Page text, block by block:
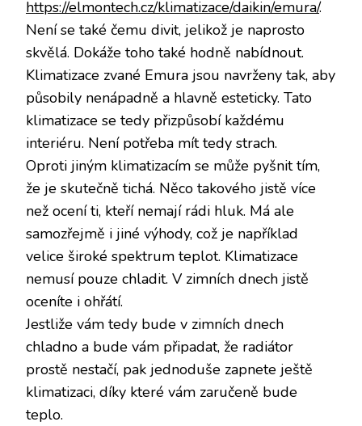
https://elmontech.cz/klimatizace/daikin/emura/.
Není se také čemu divit, jelikož je naprosto
skvělá. Dokáže toho také hodně nabídnout.
Klimatizace zvané Emura jsou navrženy tak, aby
působily nenápadně a hlavně esteticky. Tato
klimatizace se tedy přizpůsobí každému
interiéru. Není potřeba mít tedy strach.
Oproti jiným klimatizacím se může pyšnit tím,
že je skutečně tichá. Něco takového jistě více
než ocení ti, kteří nemají rádi hluk. Má ale
samozřejmě i jiné výhody, což je například
velice široké spektrum teplot. Klimatizace
nemusí pouze chladit. V zimních dnech jistě
oceníte i ohřátí.
Jestliže vám tedy bude v zimních dnech
chladno a bude vám připadat, že radiátor
prostě nestačí, pak jednoduše zapnete ještě
klimatizaci, díky které vám zaručeně bude
teplo.